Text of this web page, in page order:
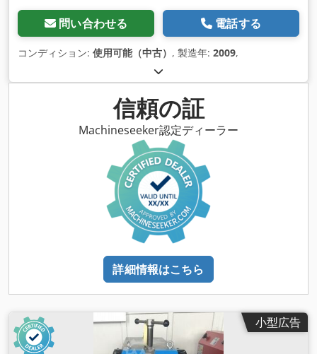
問い合わせる 電話する
コンディション: 使用可能（中古） , 製造年: 2009,
信頼の証
Machineseeker認定ディーラー
詳細情報はこちら
小型広告